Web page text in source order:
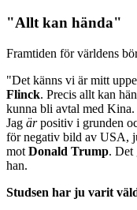
"Allt kan hända"
Framtiden för världens
"Det känns vi är mitt
Flinck. Precis allt kan
kunna bli avtal med
Jag ärpositiv i grunden
för negativ bild av USA,
mot Donald Trump. Det
han.
Studsen har ju varit